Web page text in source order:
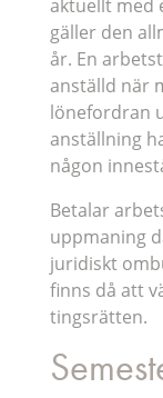
aktuellt med
gäller den
år. En
anställd när
lönefordran
anställning
någon
Betalar
uppmaning
juridiskt
finns då att
tingsrätten.